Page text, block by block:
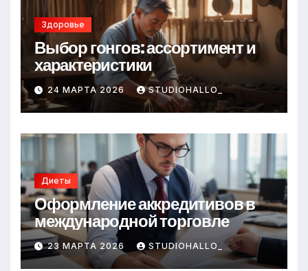
Здоровье
Выбор гонгов: ассортимент и
характеристики
24 МАРТА 2026 STUDIOHALLO_
Диеты
Оформление аккредитивов в
международной торговле
23 МАРТА 2026 STUDIOHALLO_